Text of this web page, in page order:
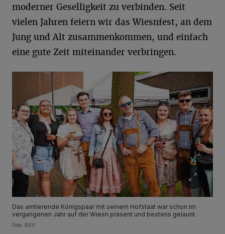
moderner Geselligkeit zu verbinden. Seit
vielen Jahren feiern wir das Wiesnfest, an dem
Jung und Alt zusammenkommen, und einfach
eine gute Zeit miteinander verbringen.
Das amtierende Königspaar mit seinem Hofstaat war schon im
vergangenen Jahr auf der Wiesn präsent und bestens gelaunt.
Foto: BSV